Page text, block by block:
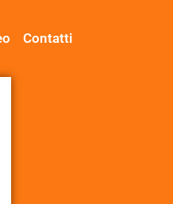
Contatti